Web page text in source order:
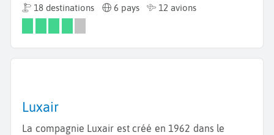
18 destinations 6 pays 12 avions
Luxair
La compagnie Luxair est créé en 1962 dans le